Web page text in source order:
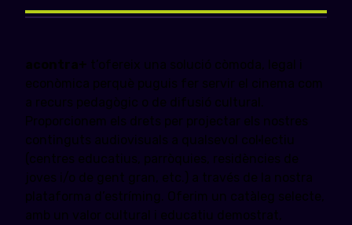
acontra+ t’ofereix una solució còmoda, legal i
econòmica perquè puguis fer servir el cinema com
a recurs pedagògic o de difusió cultural.
Proporcionem els drets per projectar els nostres
continguts audiovisuals a qualsevol col·lectiu
(centres educatius, parròquies, residències de
joves i/o de gent gran, etc.) a través de la nostra
plataforma d’estríming. Oferim un catàleg selecte,
amb un valor cultural i educatiu demostrat,